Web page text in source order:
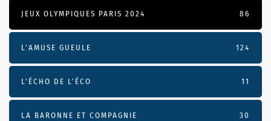
JEUX OLYMPIQUES PARIS 2024 86
L'AMUSE GUEULE 124
L’ÉCHO DE L’ÉCO 11
LA BARONNE ET COMPAGNIE 30